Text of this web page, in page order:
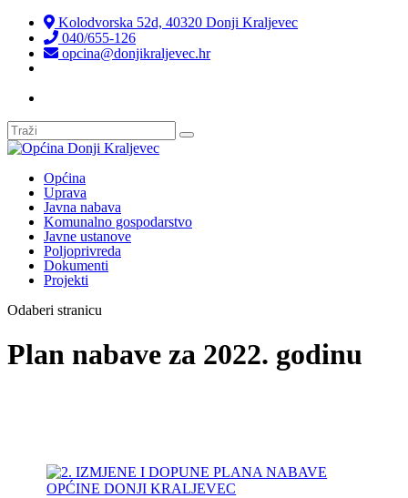
Kolodvorska 52d, 40320 Donji Kraljevec
040/655-126
opcina@donjikraljevec.hr
Općina
Uprava
Javna nabava
Komunalno gospodarstvo
Javne ustanove
Poljoprivreda
Dokumenti
Projekti
Odaberi stranicu
Plan nabave za 2022. godinu